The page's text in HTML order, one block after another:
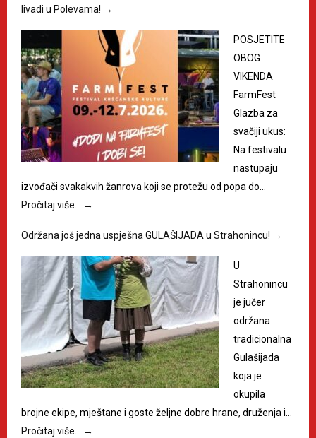
livadi u Polevama! →
POSJETITE
OBOG
VIKENDA
FarmFest
Glazba za
svačiji ukus:
Na festivalu
nastupaju
izvođači svakakvih žanrova koji se protežu od popa do…
Pročitaj više… →
Održana još jedna uspješna GULAŠIJADA u Strahonincu! →
U
Strahonincu
je jučer
održana
tradicionalna
Gulašijada
koja je
okupila
brojne ekipe, mještane i goste željne dobre hrane, druženja i…
Pročitaj više… →